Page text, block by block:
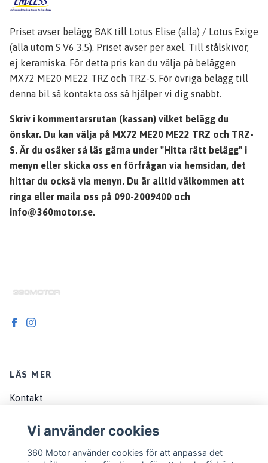
Priset avser belägg BAK till Lotus Elise (alla) / Lotus Exige
(alla utom S V6 3.5). Priset avser per axel. Till stålskivor,
ej keramiska. För detta pris kan du välja på beläggen
MX72 ME20 ME22 TRZ och TRZ-S. För övriga belägg till
denna bil så kontakta oss så hjälper vi dig snabbt.
Skriv i kommentarsrutan (kassan) vilket belägg du
önskar. Du kan välja på MX72 ME20 ME22 TRZ och TRZ-
S. Är du osäker så läs gärna under "Hitta rätt belägg" i
menyn eller skicka oss en förfrågan via hemsidan, det
hittar du också via menyn. Du är alltid välkommen att
ringa eller maila oss på 090-2009400 och
info@360motor.se.
LÄS MER
Kontakt
Köpvillkor
EU customers
Vi använder cookies
360 Motor använder cookies för att anpassa det